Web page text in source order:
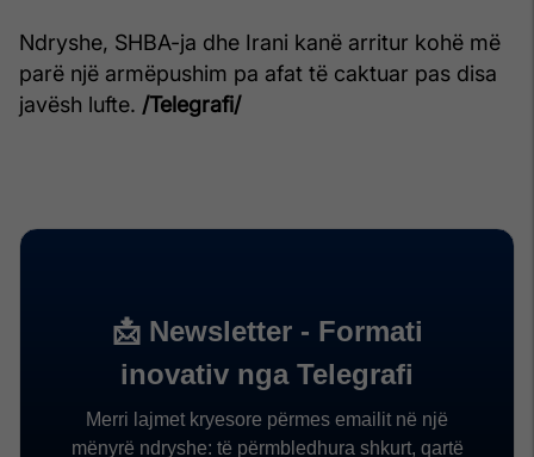
Ndryshe, SHBA-ja dhe Irani kanë arritur kohë më
parë një armëpushim pa afat të caktuar pas disa
javësh lufte. /Telegrafi/